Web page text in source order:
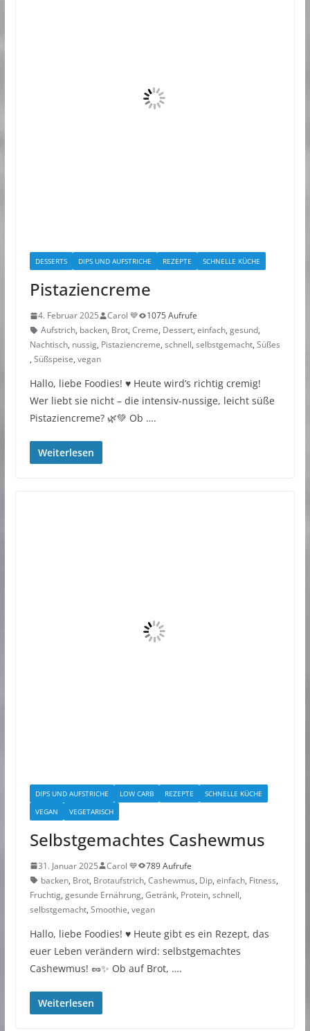
DESSERTS DIPS UND AUFSTRICHE REZEPTE SCHNELLE KÜCHE
Pistaziencreme
4. Februar 2025 Carol 💙
1075 Aufrufe
Aufstrich, backen, Brot, Creme, Dessert, einfach, gesund,
Nachtisch, nussig, Pistaziencreme, schnell, selbstgemacht, Süßes
, Süßspeise, vegan
Hallo, liebe Foodies! ♥︎ Heute wird’s richtig cremig!
Wer liebt sie nicht – die intensiv-nussige, leicht süße
Pistaziencreme? 🌿💚 Ob ….
Weiterlesen
DIPS UND AUFSTRICHE LOW CARB REZEPTE
SCHNELLE KÜCHE
VEGAN
VEGETARISCH
Selbstgemachtes Cashewmus
31. Januar 2025 Carol 💙
789 Aufrufe
backen, Brot, Brotaufstrich, Cashewmus, Dip, einfach, Fitness,
Fruchtig, gesunde Ernährung, Getränk, Protein, schnell,
selbstgemacht, Smoothie, vegan
Hallo, liebe Foodies! ♥︎ Heute gibt es ein Rezept, das
euer Leben verändern wird: selbstgemachtes
Cashewmus! 🥜✨ Ob auf Brot, ….
Weiterlesen